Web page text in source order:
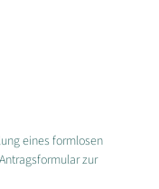
eines formlosen
zur